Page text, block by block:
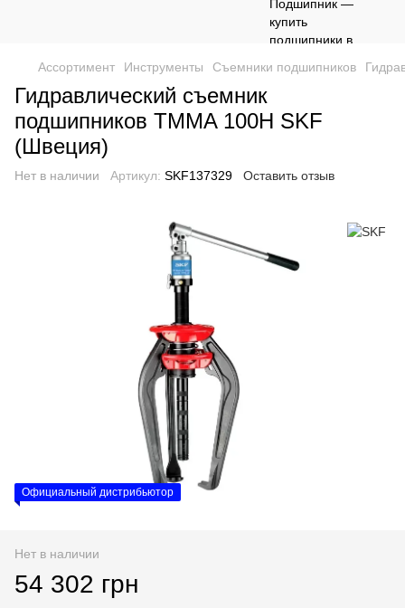
Ассортимент Инструменты Съемники подшипников
Гидравлический съемник
подшипников TMMA 100H SKF
(Швеция)
Нет в наличии Артикул: SKF137329 Оставить отзыв
Официальный дистрибьютор
Нет в наличии
54 302 грн